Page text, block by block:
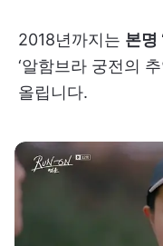
2018년까지는 본명
‘알함브라 궁전의 추
올립니다.